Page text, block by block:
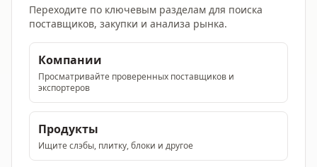
Переходите по ключевым разделам для поиска
поставщиков, закупки и анализа рынка.
Компании
Просматривайте проверенных поставщиков и
экспортеров
Продукты
Ищите слэбы, плитку, блоки и другое